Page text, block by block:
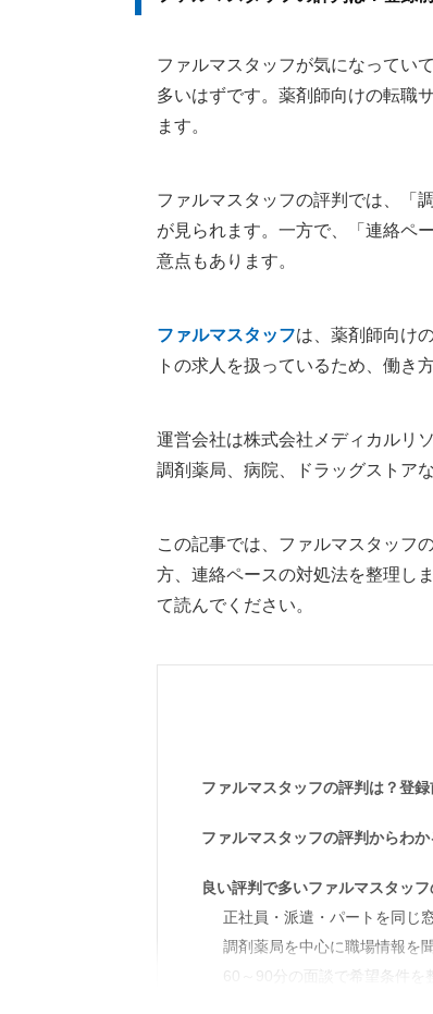
ファルマスタッフが気になってい
多いはずです。薬剤師向けの転職
ます。
ファルマスタッフの評判では、「
が見られます。一方で、「連絡ペ
意点もあります。
ファルマスタッフは、薬剤師向け
トの求人を扱っているため、働き
運営会社は株式会社メディカルリ
調剤薬局、病院、ドラッグストア
この記事では、ファルマスタッフ
方、連絡ペースの対処法を整理し
て読んでください。
ファルマスタッフの評判は？登
ファルマスタッフの評判からわ
良い評判で多いファルマスタッ
正社員・派遣・パートを同じ
調剤薬局を中心に職場情報を
60～90分の面談で希望条件を